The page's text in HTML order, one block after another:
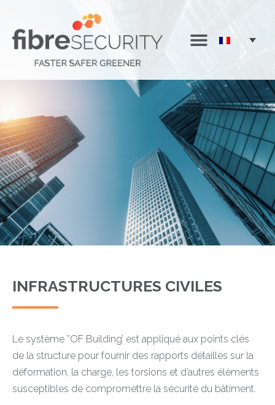
INFRASTRUCTURES CIVILES
Le système ”OF Building’ est appliqué aux points clés
de la structure pour fournir des rapports détaillés sur la
déformation, la charge, les torsions et d’autres éléments
susceptibles de compromettre la sécurité du bâtiment.